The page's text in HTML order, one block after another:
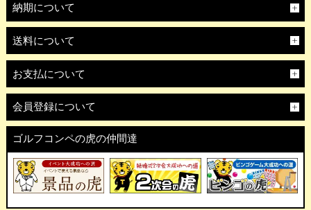
納期について
送料について
お支払について
会員登録について
ゴルフコンペの虎の仲間達